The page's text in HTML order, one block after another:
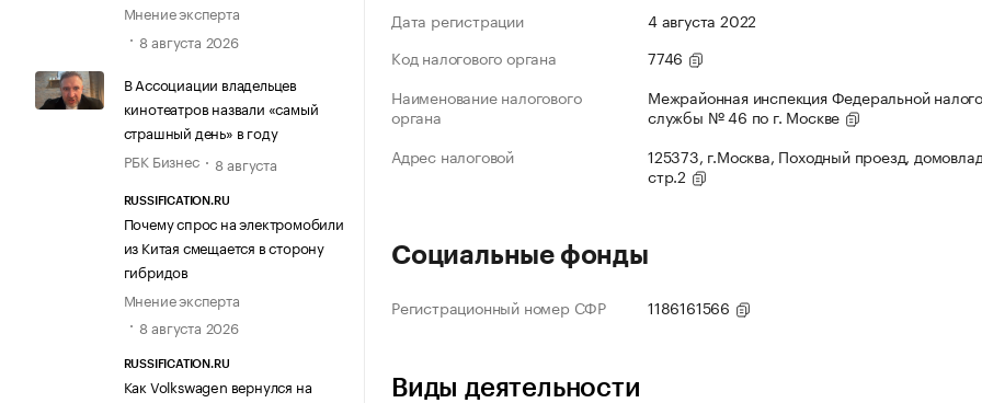
Мнение эксперта
8 августа 2026
В Ассоциации владельцев
кинотеатров назвали «самый
страшный день» в году
РБК Бизнес
8 августа
RUSSIFICATION.RU
Почему спрос на электромобили
из Китая смещается в сторону
гибридов
Мнение эксперта
8 августа 2026
RUSSIFICATION.RU
Как Volkswagen вернулся на
Дата регистрации
4 августа 2022
Код налогового органа
7746
Наименование налогового
органа
Межрайонная инспекция Федеральной
службы № 46 по г. Москве
Адрес налоговой
125373, г.Москва, Походный проезд,
стр.2
Социальные фонды
Регистрационный номер СФР 1186161566
Виды деятельности